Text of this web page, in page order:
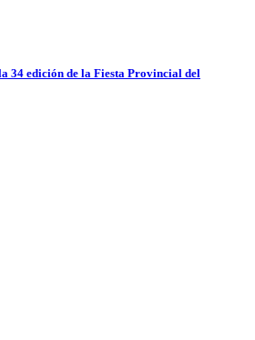
34 edición de la Fiesta Provincial del